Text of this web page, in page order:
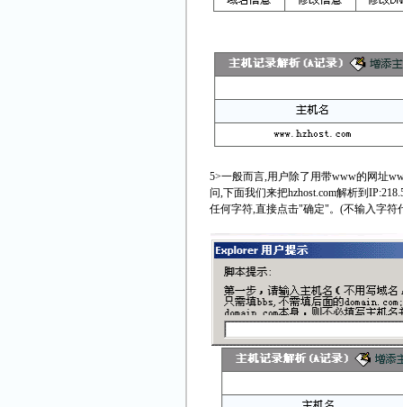
5>一般而言,用户除了用带www的网址
问,下面我们来把hzhost.com解析到
任何字符,直接点击"确定"。(不输入字符